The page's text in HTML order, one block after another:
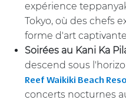
expérience
Tokyo, où des chefs
forme d'art
Soirées au Kani Ka
descend sous
Reef Waikiki Beach
concerts nocturnes